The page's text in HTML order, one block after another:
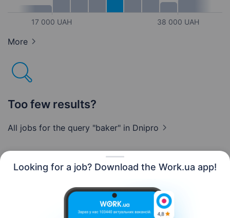
Looking for a job? Download the Work.ua app!
17 000 UAH 38 000 UAH
More
Too few results?
All jobs for the query "baker" in Dnipro